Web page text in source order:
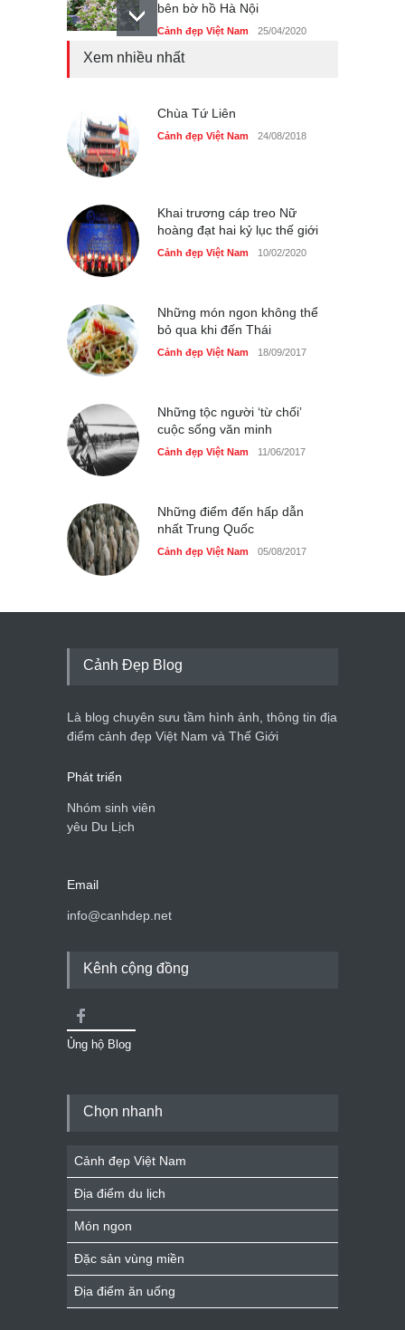
bên bờ hồ Hà Nội
Cảnh đẹp Việt Nam 25/04/2020
Cảnh đẹp Việt Nam
Xem nhiều nhất
Chùa Tứ Liên
Cảnh đẹp Việt Nam 24/08/2018
Khai trương cáp treo Nữ
hoàng đạt hai kỷ lục thế giới
Cảnh đẹp Việt Nam 10/02/2020
Những món ngon không thể
bỏ qua khi đến Thái
Cảnh đẹp Việt Nam 18/09/2017
Những tộc người ‘từ chối’
cuộc sống văn minh
Cảnh đẹp Việt Nam 11/06/2017
Những điểm đến hấp dẫn
nhất Trung Quốc
Cảnh đẹp Việt Nam 05/08/2017
Cảnh Đẹp Blog
Là blog chuyên sưu tầm hình ảnh, thông tin địa
điểm cảnh đẹp Việt Nam và Thế Giới
Phát triển
Nhóm sinh viên
yêu Du Lịch
Email
info@canhdep.net
Kênh cộng đồng
Ủng hộ Blog
Chọn nhanh
Cảnh đẹp Việt Nam
Địa điểm du lịch
Món ngon
Đặc sản vùng miền
Địa điểm ăn uống